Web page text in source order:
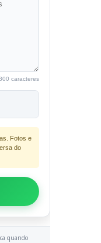
caracteres
Fotos e
do
quando